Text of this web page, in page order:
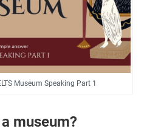
Museum Speaking Part 1
museum?